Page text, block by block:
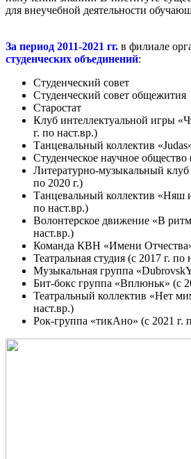
для внеучебной деятельности
За период 2011-2021 гг. в филиале
студенческих объединений:
Студенческий совет
Студенческий совет общежития
Старостат
Клуб интеллектуальной игры
г. по наст.вр.)
Танцевальный коллектив
Студенческое научное общество
Литературно-музыкальный клуб
по 2020 г.)
Танцевальный коллектив «Няш
по наст.вр.)
Волонтерское движение «В
наст.вр.)
Команда КВН «Имени Отчества»
Театральная студия (с 2017 г. по
Музыкальная группа
Бит-бокс группа «Вплюньк» (с
Театральный коллектив «Нет
наст.вр.)
Рок-группа «тикАно» (c 2021 г.